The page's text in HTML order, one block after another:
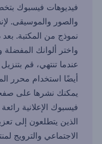
فيديوهات فيسبوك
والصور والموسيقى.
نموذج من المكتبة.
واختر ألوانك المفضلة
عندما تنتهي، قم
أيضًا استخدام محرر
يمكنك نشرها على
فيسبوك الإعلانية
الذين يتطلعون إلى